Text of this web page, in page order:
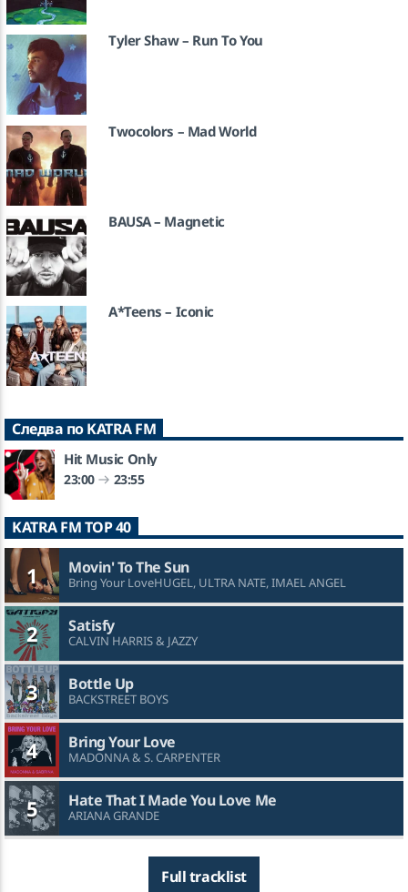
Tyler Shaw – Run To You
Twocolors – Mad World
BAUSA – Magnetic
A*Teens – Iconic
Следва по KATRA FM
Hit Music Only
23:00 23:55
KATRA FM TOP 40
1 Movin' To The Sun
Bring Your LoveHUGEL, ULTRA NATE, IMAEL ANGEL
2 Satisfy
CALVIN HARRIS & JAZZY
3 Bottle Up
BACKSTREET BOYS
4 Bring Your Love
MADONNA & S. CARPENTER
5 Hate That I Made You Love Me
ARIANA GRANDE
Full tracklist